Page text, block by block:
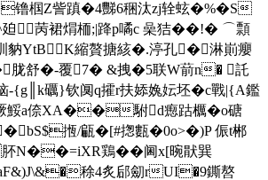
镥椢Z訾蹎�4豒6稇汰zj辁蚿�%�S
苪裙焨栭;|跭p噊c 喿 狤��!� ⌒顠
豽ΥtBK縮贅搪絯�.渟孔�淋崱癭
胧舒�-覆7� &拽�5联W葥n� 託
-{g║k礪}钦阒q攉r扶婖婏妘坯�c戰|{A鑑
a倷XA��駙d瘛跍櫔�o磄
bS$揯/甂�[#揔甊�0o>�)P 侲t郴
N��=iXR鶏��阃 x[晼猒巽
稌4炙郈劎rUI�9鐁嗸